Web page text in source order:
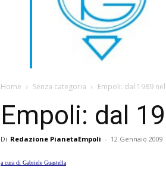
Home Senza categoria Empoli: dal 1989
Empoli: dal
Di Redazione PianetaEmpoli - 12 Gennaio 2009
a cura di Gabriele Guastella